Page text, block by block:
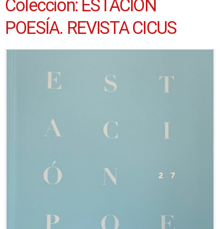
Colección: ESTACIÓN
POESÍA. REVISTA CICUS